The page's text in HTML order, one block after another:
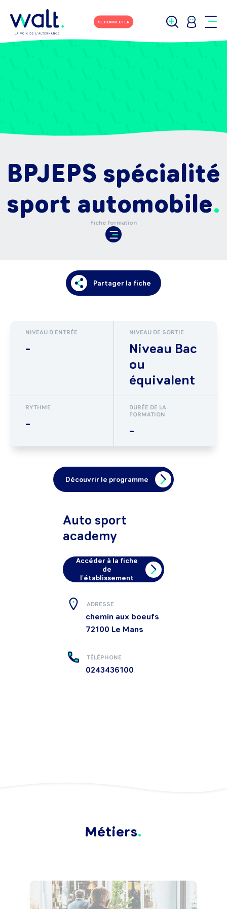
SE CONNECTER
BPJEPS spécialité
sport automobile
Fiche formation
Partager la fiche
NIVEAU D'ENTRÉE
-
NIVEAU DE SORTIE
Niveau Bac
ou
équivalent
RYTHME
-
DURÉE DE LA
FORMATION
-
Découvrir le programme
Auto sport
academy
Accéder à la fiche
de
l'établissement
ADRESSE
chemin aux boeufs
72100 Le Mans
TÉLÉPHONE
0243436100
Métiers